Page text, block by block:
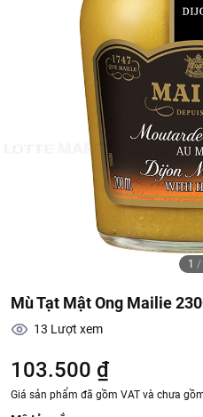
1 /
Mù Tạt Mật Ong Mailie
13 Lượt xem
103.500 ₫
Giá sản phẩm đã gồm VAT và chưa